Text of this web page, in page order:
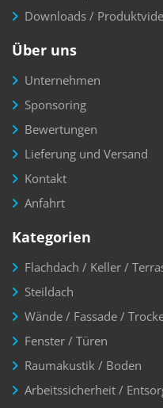
Downloads /
Über uns
Unternehmen
Sponsoring
Bewertungen
Lieferung und Versand
Kontakt
Anfahrt
Kategorien
Flachdach / Keller /
Steildach
Wände / Fassade /
Fenster / Türen
Raumakustik / Boden
Arbeitssicherheit /